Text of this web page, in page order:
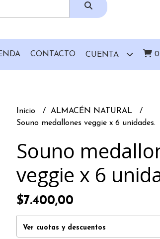
CONTACTO CUENTA 0
Inicio
ALMACÉN NATURAL
Souno medallones veggie x 6 unidades.
Souno
veggie x 6
$7.400,00
Ver cuotas y descuentos